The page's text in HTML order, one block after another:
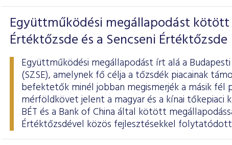
Együttműködési megállapodást
Értéktőzsde és a Sencseni Értéktőzsde
Együttműködési megállapodást írt alá a
(SZSE), amelynek fő célja a tőzsdék piacainak
befektetők minél jobban megismerjék a másik fél
mérföldkövet jelent a magyar és a kínai tőkepiaci
BÉT és a Bank of China által kötött
Értéktőzsdével közös fejlesztésekkel